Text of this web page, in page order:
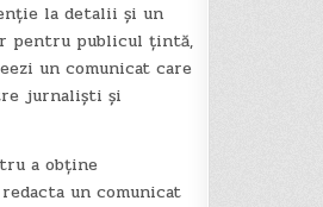
la detalii și un
pentru publicul țintă,
un comunicat care
jurnaliști și
a obține
un comunicat